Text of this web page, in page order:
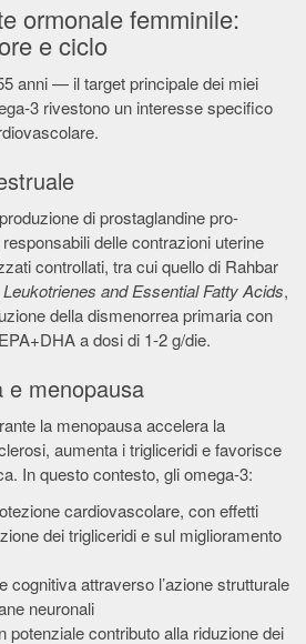
ormonale femminile:
e ciclo
anni — il target principale dei miei
3 rivestono un interesse specifico
di prostaglandine pro-
delle contrazioni uterine
controllati, tra cui quello di Rahbar
and Essential Fatty Acids,
della dismenorrea primaria con
a dosi di 1-2 g/die.
e menopausa
la menopausa accelera la
aumenta i trigliceridi e favorisce
In questo contesto, gli omega-3:
cardiovascolare, con effetti
dei trigliceridi e sul miglioramento
cognitiva attraverso l’azione strutturale
neuronali
potenziale contributo alla riduzione dei